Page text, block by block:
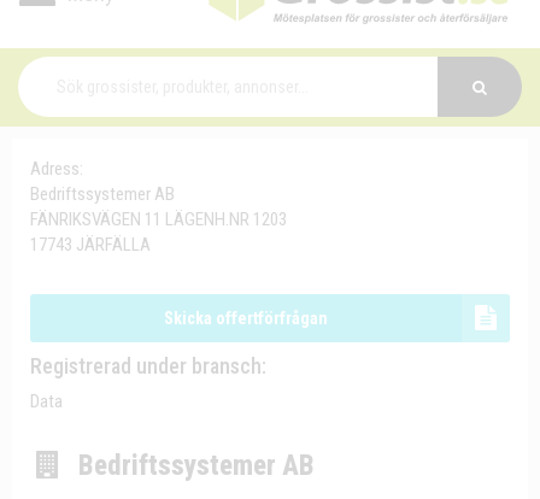
Adress:
Bedriftssystemer AB
FÄNRIKSVÄGEN 11 LÄGENH.NR 1203
17743 JÄRFÄLLA
Skicka offertförfrågan
Registrerad under bransch:
Data
Bedriftssystemer AB